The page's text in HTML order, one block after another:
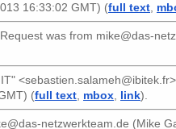
16:33:02 GMT) (full text
Request was from mike@das-
<sebastien.salameh@ibitek.fr>
(full text mbox link).
netzwerkteam.de (Mike